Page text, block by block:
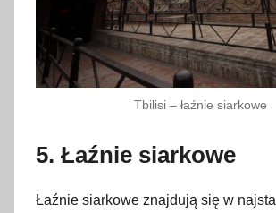
Tbilisi – łaźnie siarkowe
5. Łaźnie siarkowe
Łaźnie siarkowe znajdują się w